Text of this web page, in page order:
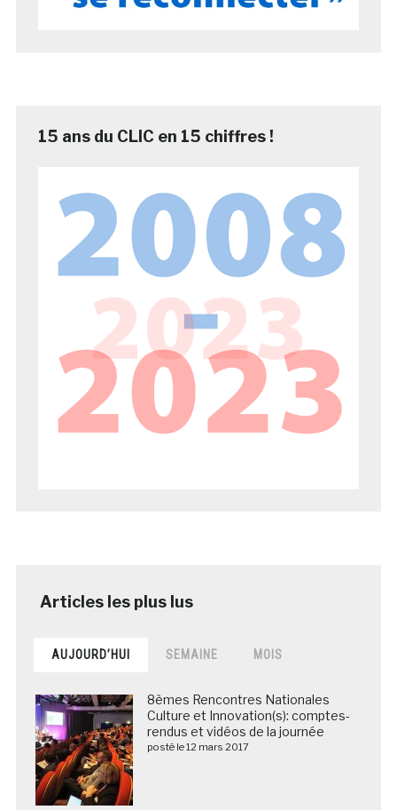
15 ans du CLIC en 15 chiffres !
AUJOURD’HUI SEMAINE MOIS
8èmes Rencontres Nationales
Culture et Innovation(s): comptes-
rendus et vidéos de la journée
posté le 12 mars 2017